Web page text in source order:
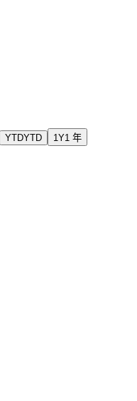
YTDYTD 1Y1 年